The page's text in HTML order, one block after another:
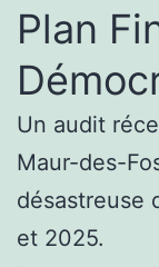
Plan
Un audit
Maur-des-
désastreuse
et 2025.